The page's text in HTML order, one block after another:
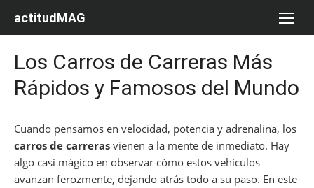
actitudMAG
Los Carros de Carreras Más
Rápidos y Famosos del Mundo
Cuando pensamos en velocidad, potencia y adrenalina, los
carros de carreras vienen a la mente de inmediato. Hay
algo casi mágico en observar cómo estos vehículos
avanzan ferozmente, dejando atrás todo a su paso. En este